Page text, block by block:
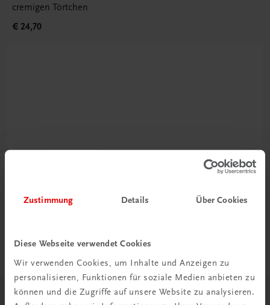
Zustimmung Details Über Cookies
Diese Webseite verwendet Cookies
Wir verwenden Cookies, um Inhalte und Anzeigen zu
personalisieren, Funktionen für soziale Medien anbieten zu
können und die Zugriffe auf unsere Website zu analysieren.
cremigen Törtchen
€ 24,70
& Versandkosten sparen